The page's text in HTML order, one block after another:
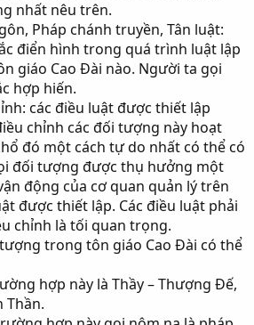
nhất nêu trên.
Pháp chánh truyền, Tân luật:
điển hình trong quá trình luật lập
giáo Cao Đài nào. Người ta gọi
hợp hiến.
các điều luật được thiết lập
chỉnh các đối tượng này hoạt
đó một cách tự do nhất có thể có
đối tượng được thụ hưởng một
động của cơ quan quản lý trên
được thiết lập. Các điều luật phải
chỉnh là tối quan trọng.
trong tôn giáo Cao Đài có thể
hợp này là Thầy – Thượng Đế,
Thần.